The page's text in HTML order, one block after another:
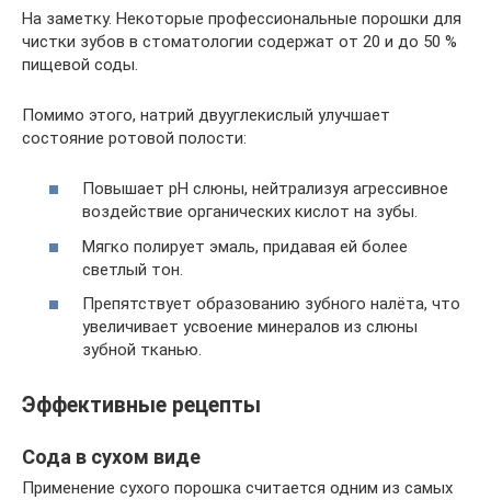
На заметку. Некоторые профессиональные порошки для
чистки зубов в стоматологии содержат от 20 и до 50 %
пищевой соды.
Помимо этого, натрий двууглекислый улучшает
состояние ротовой полости:
Повышает pH слюны, нейтрализуя агрессивное
воздействие органических кислот на зубы.
Мягко полирует эмаль, придавая ей более
светлый тон.
Препятствует образованию зубного налёта, что
увеличивает усвоение минералов из слюны
зубной тканью.
Эффективные рецепты
Сода в сухом виде
Применение сухого порошка считается одним из самых